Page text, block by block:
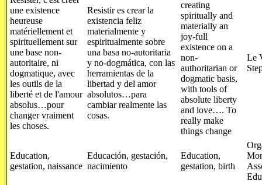
une existence
heureuse
matériellement et
spirituellement sur
une base non-
autoritaire, ni
dogmatique, avec
les outils de la
liberté et de l'amour
absolus…pour
changer vraiment
les choses.
Resistir es crear la
existencia feliz
materialmente y
espiritualmente sobre
una basa no-autoritaria
y no-dogmática, con las
herramientas de la
libertad y del amor
absolutos…para
cambiar realmente las
cosas.
creating
spiritually and
materially an
joy-full
existence on a
non-
authoritarian or
dogmatic basis,
with tools of
absolute liberty
and love…. To
really make
things change
Le
Education,
gestation, naissance
Educación, gestación,
nacimiento
Education,
gestation, birth